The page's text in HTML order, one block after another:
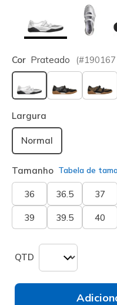
Cor Prateado (#190167
selecionado
Largura
Normal
Tamanho Tabela de
36 36.5 37
39 39.5 40
QTD